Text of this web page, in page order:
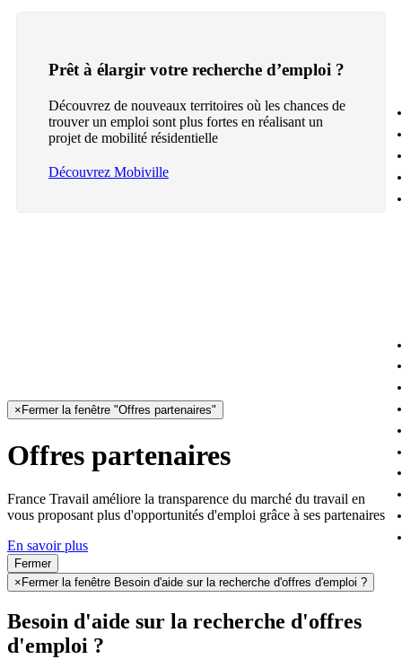
Prêt à élargir votre recherche d’emploi ?
Découvrez de nouveaux territoires où les chances de
trouver un emploi sont plus fortes en réalisant un
projet de mobilité résidentielle
Découvrez Mobiville
× Fermer la fenêtre "Offres partenaires"
Offres partenaires
France Travail améliore la transparence du marché du travail en
vous proposant plus d'opportunités d'emploi grâce à ses partenaires
En savoir plus
Fermer
× Fermer la fenêtre Besoin d'aide sur la recherche d'offres d'emploi ?
Besoin d'aide sur la recherche d'offres
d'emploi ?